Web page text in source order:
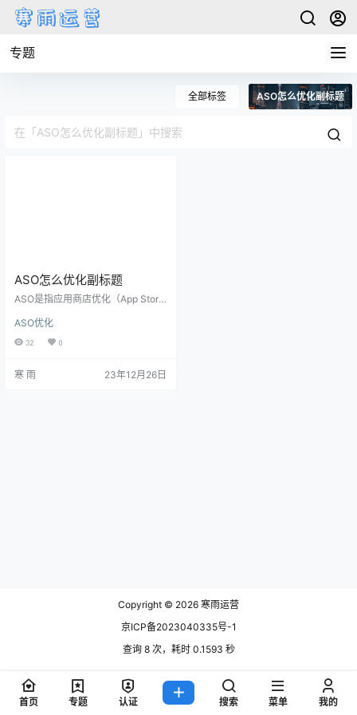
专题
全部标签 ASO怎么优化副标题
ASO怎么优化副标题
ASO是指应用商店优化（App Store
用在应用商店中的搜索排名、点击
率和转化率等关键指标来提高应用
素，它能够为应用提供更多的关键
ASO优化
32 0
寒 雨 23年12月26日
Copyright © 2026 寒雨运营
京ICP备2023040335号-1
查询 8 次，耗时 0.1593 秒
首页 专题 认证 搜索 菜单 我的